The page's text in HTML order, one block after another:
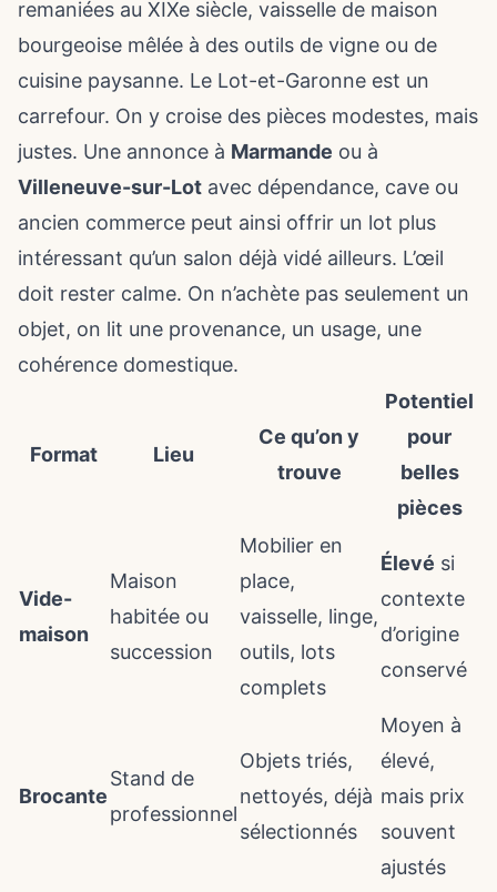
remaniées au XIXe siècle, vaisselle de maison
bourgeoise mêlée à des outils de vigne ou de
cuisine paysanne. Le Lot-et-Garonne est un
carrefour. On y croise des pièces modestes, mais
justes. Une annonce à Marmande ou à
Villeneuve-sur-Lot avec dépendance, cave ou
ancien commerce peut ainsi offrir un lot plus
intéressant qu’un salon déjà vidé ailleurs. L’œil
doit rester calme. On n’achète pas seulement un
objet, on lit une provenance, un usage, une
cohérence domestique.
Format Lieu
Ce qu’on y
trouve
Potentiel
pour
belles
pièces
Vide-
maison
Maison
habitée ou
succession
Mobilier en
place,
vaisselle, linge,
outils, lots
complets
Élevé si
contexte
d’origine
conservé
Brocante
Stand de
professionnel
Objets triés,
nettoyés, déjà
sélectionnés
Moyen à
élevé,
mais prix
souvent
ajustés